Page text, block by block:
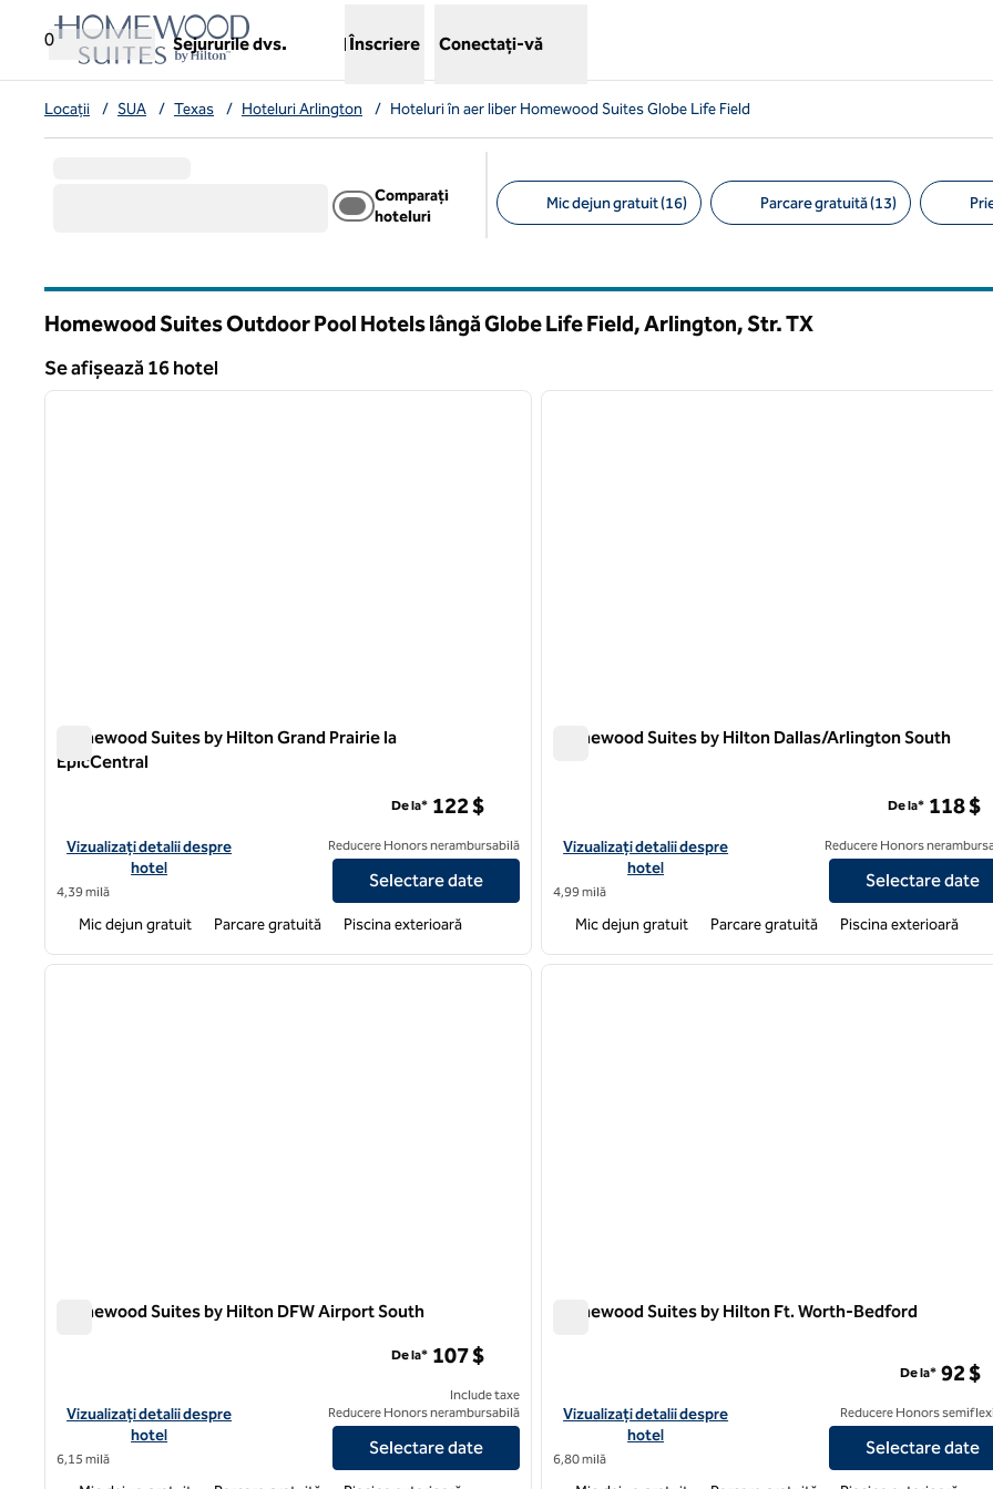
Salt la conținut
0
Sejururile dvs.
,deschide o filă nouă
Înscriere Conectați-vă
Locații / SUA / Texas / Hoteluri Arlington / Hoteluri în aer liber Homewood Suites Globe Life Field
Comparați
hoteluri
Mic dejun gratuit (16) Parcare gratuită (13)
Homewood Suites Outdoor Pool Hotels lângă Globe Life Field, Arlington, Str.TX
Se afișează 16 hotel
Se afișează 16 hotel
1 din 10
imaginea următoare
Homewood Suites by Hilton Grand Prairie la
EpicCentral
Vizualizați detaliile hotelului pentru Homewood Suites by Hilton Grand Prairie la EpicCentral
Vizualizați detalii despre
hotel
4,39 milă
De la* 122 $
Reducere Honors nerambursabilă
Selectare date
Mic dejun gratuit Parcare gratuită Piscina exterioară
1 din 12
Homewood Suites by Hilton Dallas/Arlington South
Vizualizați detaliile hotelului pentru Homewood Suites by
Vizualizați detalii despre
hotel
4,99 milă
De la* 118 $
Reducere Honors
Selectare date
Mic dejun gratuit Parcare gratuită Piscina exterioară
1 din 12
imaginea următoare
Homewood Suites by Hilton DFW Airport South
Vizualizați detaliile hotelului pentru Homewood Suites by Hilton DFW Airport South
Vizualizați detalii despre
hotel
6,15 milă
De la* 107 $
Include taxe
Reducere Honors nerambursabilă
Selectare date
1 din 12
Homewood Suites by Hilton Ft. Worth-Bedford
Vizualizați detaliile hotelului pentru Homewood Suites by
Vizualizați detalii despre
hotel
6,80 milă
De la* 92 $
Reducere Honors
Selectare date